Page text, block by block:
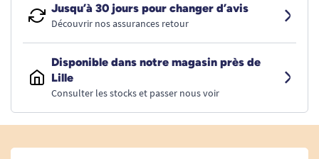
Jusqu’à 30 jours pour changer d’avis
Découvrir nos assurances retour
Disponible dans notre magasin près de
Lille
Consulter les stocks et passer nous voir